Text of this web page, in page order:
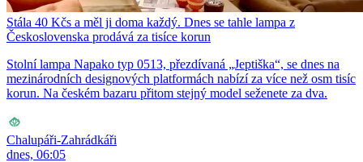
Stála 40 Kčs a měl ji doma každý. Dnes se tahle lampa z
Československa prodává za tisíce korun
Stolní lampa Napako typ 0513, přezdívaná „Jeptiška“, se dnes na
mezinárodních designových platformách nabízí za více než osm tisíc
korun. Na českém bazaru přitom stejný model seženete za dva.
Chalupáři-Zahrádkáři
dnes, 06:05